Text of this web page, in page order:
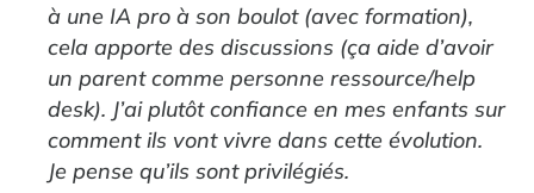
à une IA pro à son boulot (avec formation),
cela apporte des discussions (ça aide d’avoir
un parent comme personne ressource/help
desk). J’ai plutôt confiance en mes enfants sur
comment ils vont vivre dans cette évolution.
Je pense qu’ils sont privilégiés.